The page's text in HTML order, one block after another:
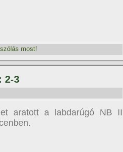
most!
2-3
aratott a labdarúgó NB II